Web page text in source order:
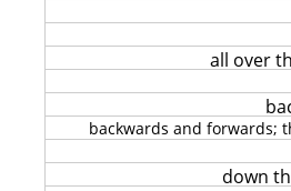
all over
backwards and forwards;
down